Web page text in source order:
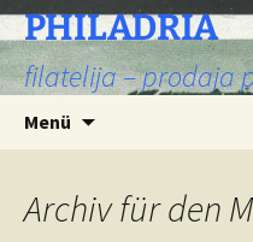
PHILADRIA
filatelija – prodaja
Menü
Archiv für den